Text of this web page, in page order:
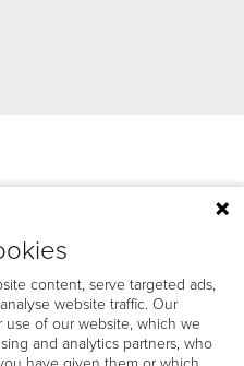
content, serve targeted ads,
website traffic. Our
of our website, which we
and analytics partners, who